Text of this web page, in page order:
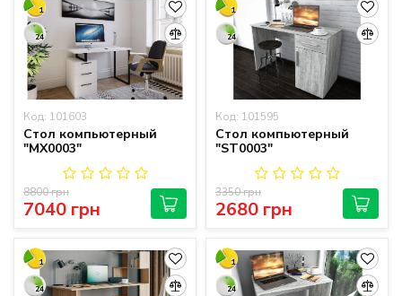
1
24
Код: 101603
Стол компьютерный
"MX0003"
7040 грн
8800 грн
1
24
Код: 101595
Стол компьютерный
"ST0003"
2680 грн
3350 грн
1
24
1
24